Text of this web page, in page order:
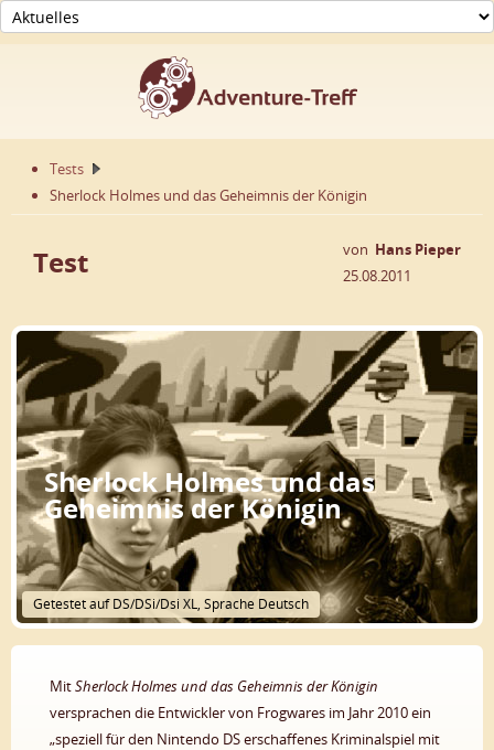
Tests
Sherlock Holmes und das Geheimnis der Königin
Test von Hans Pieper
25.08.2011
Sherlock Holmes und das
Geheimnis der Königin
Getestet auf DS/DSi/Dsi XL, Sprache Deutsch
MitSherlock Holmes und das Geheimnis der Königin
versprachen die Entwickler von Frogwares im Jahr 2010 ein
„speziell für den Nintendo DS erschaffenes Kriminalspiel mit